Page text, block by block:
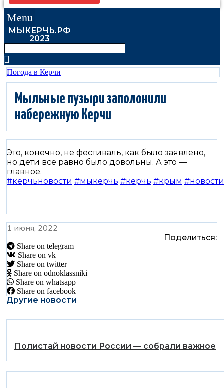
Menu
МЫКЕРЧЬ.РФ
2023
Погода в Керчи
Мыльные пузыри заполонили
набережную Керчи
Это, конечно, не фестиваль, как было заявлено,
но дети все равно было довольны. А это —
главное.
#керчьновости #мыкерчь #керчь #крым
1 июня, 2022
Поделиться:
Share on telegram
Share on vk
Share on twitter
Share on odnoklassniki
Share on whatsapp
Share on facebook
Другие новости
Полистай новости России — собрали важное